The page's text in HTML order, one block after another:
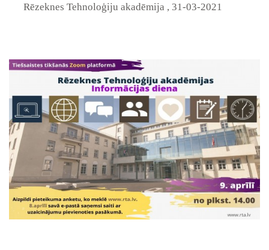
Rēzeknes Tehnoloģiju akadēmija , 31-03-2021